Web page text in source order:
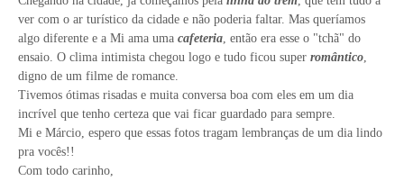
ver com o ar turístico da cidade e não poderia faltar. Mas queríamos
algo diferente e a Mi ama uma cafeteria , então era esse o "tchã" do
ensaio. O clima intimista chegou logo e tudo ficou super romântico
digno de um filme de romance.
Tivemos ótimas risadas e muita conversa boa com eles em um dia
incrível que tenho certeza que vai ficar guardado para sempre.
Mi e Márcio, espero que essas fotos tragam lembranças de um dia lindo
pra vocês!!
Com todo carinho,